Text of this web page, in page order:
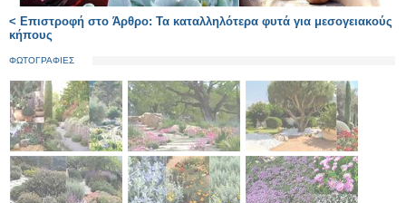
< Επιστροφή στο Άρθρο: Τα καταλληλότερα φυτά για μεσογειακούς
κήπους
ΦΩΤΟΓΡΑΦΙΕΣ